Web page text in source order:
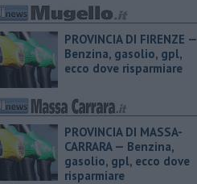
PROVINCIA DI FIRENZE — ​
Benzina, gasolio, gpl,
ecco dove risparmiare
PROVINCIA DI MASSA-
CARRARA — ​Benzina,
gasolio, gpl, ecco dove
risparmiare